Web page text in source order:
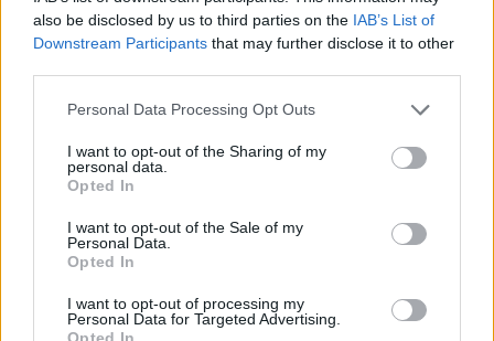
also be disclosed by us to third parties on the IAB’s List of
Downstream Participants that may further disclose it to other
Personal Data Processing Opt Outs
I want to opt-out of the Sharing of my
personal data.
Opted In
I want to opt-out of the Sale of my
Personal Data.
Opted In
I want to opt-out of processing my
Personal Data for Targeted Advertising.
Opted In
Esim for Global
for Turkey|Esim for Germany|Esim for Greece|